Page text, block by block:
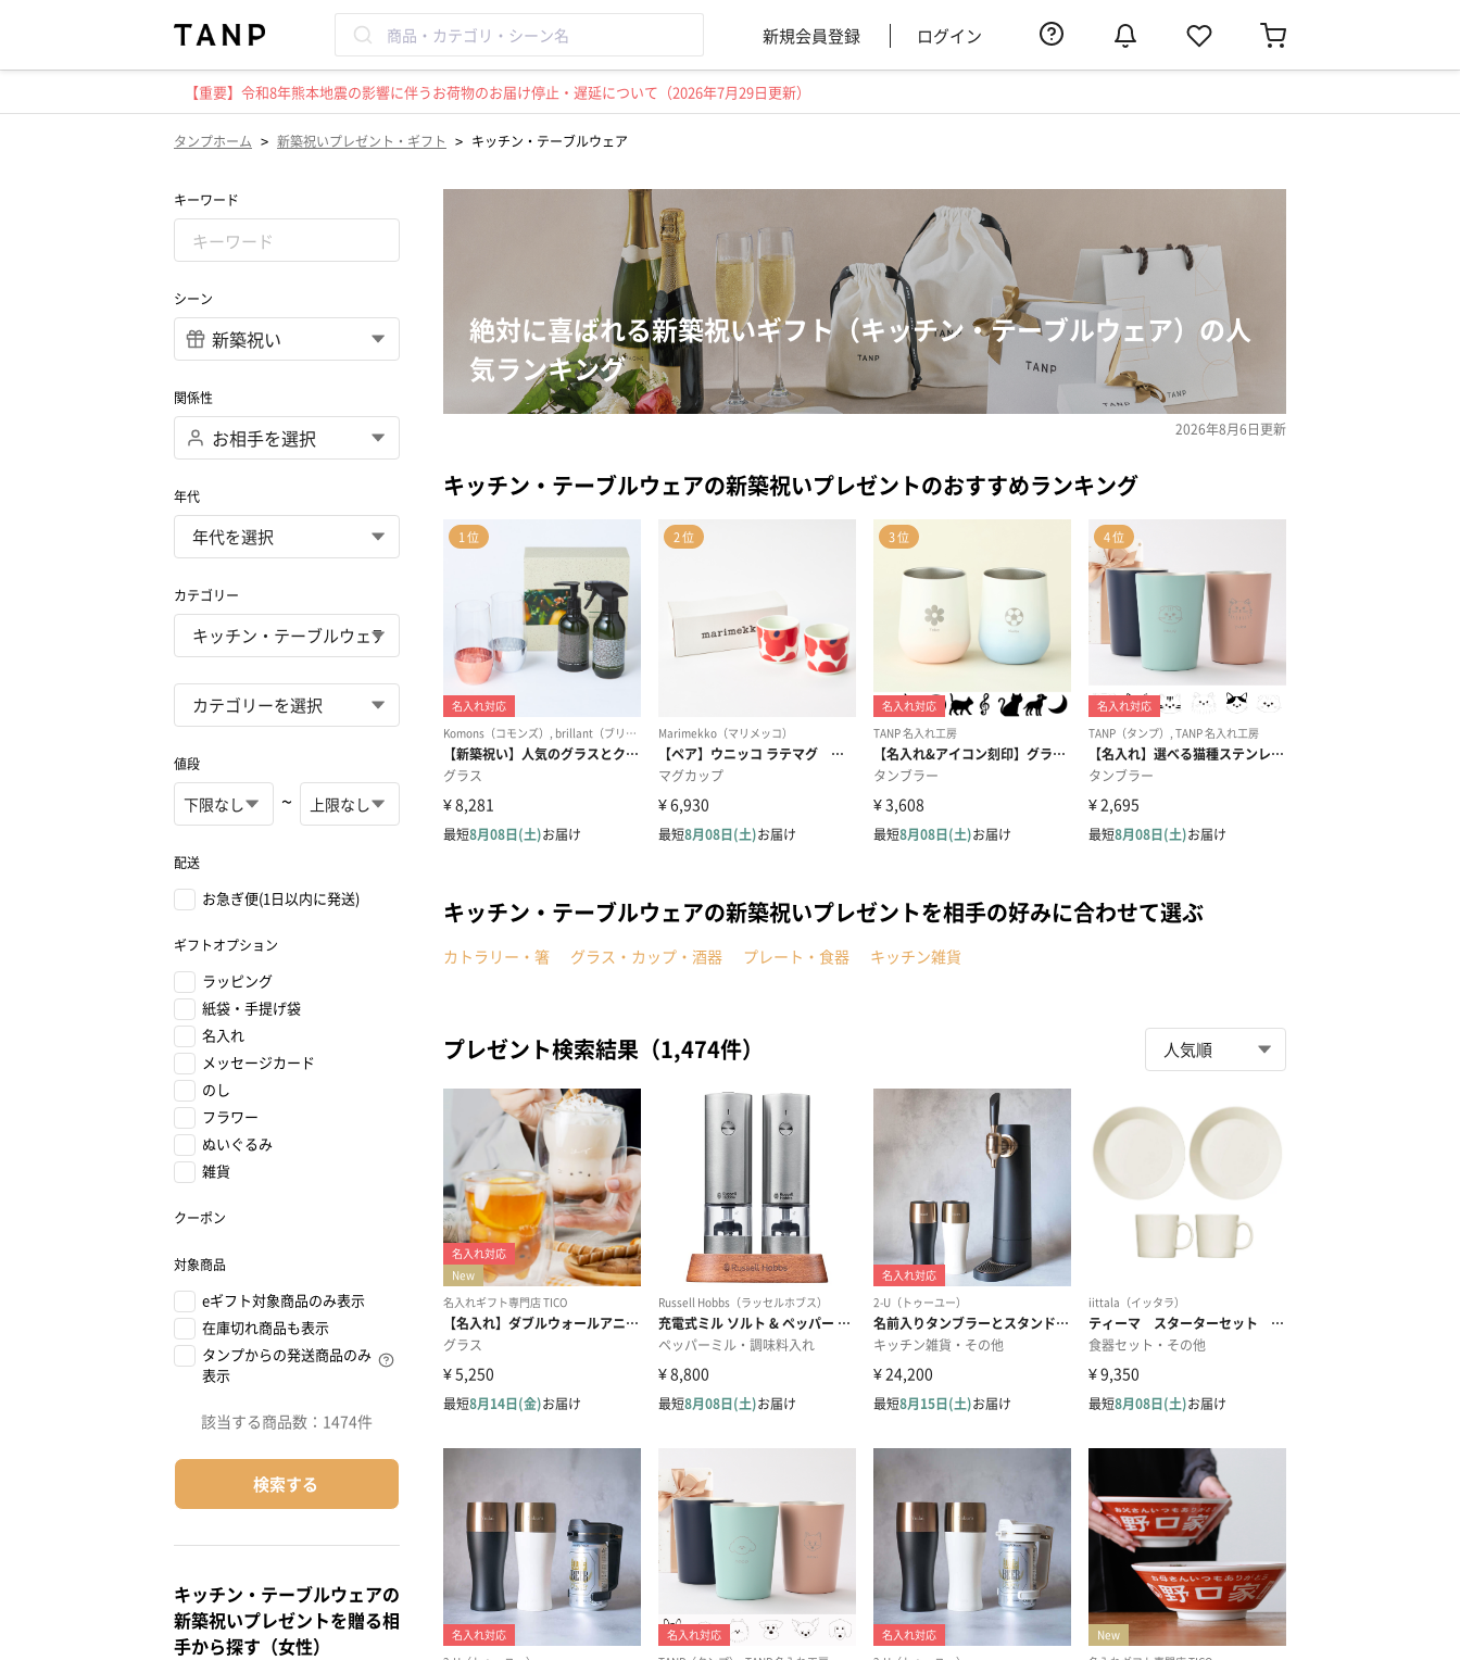
新規会員登録 ログイン
【重要】令和8年熊本地震の影響に伴うお荷物のお届け停止・遅延について（2026年7月29日更新）
タンプホーム > 新築祝いプレゼント・ギフト > キッチン・テーブルウェア
キーワード
シーン
関係性
年代
カテゴリー
値段
~
配送
お急ぎ便(1日以内に発送)
ギフトオプション
ラッピング
紙袋・手提げ袋
名入れ
メッセージカード
のし
フラワー
ぬいぐるみ
雑貨
クーポン
対象商品
eギフト対象商品のみ表示
在庫切れ商品も表示
タンプからの発送商品のみ
表示
該当する商品数： 1474件
検索する
キッチン・テーブルウェアの
新築祝いプレゼントを贈る相
手から探す（女性）
絶対に喜ばれる新築祝いギフト（キッチン・テーブルウェア）の人
気ランキング
2026年8月6日更新
キッチン・テーブルウェアの新築祝いプレゼントのおすすめランキング
キッチン・テーブルウェアの新築祝いプレゼントを相手の好みに合わせて選ぶ
カトラリー・箸 グラス・カップ・酒器 プレート・食器 キッチン雑貨
プレゼント検索結果（1,474件）